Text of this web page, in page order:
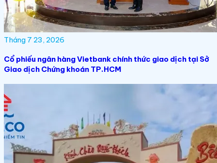
Tháng 7 23, 2026
Cổ phiếu ngân hàng Vietbank chính thức giao dịch tại Sở
Giao dịch Chứng khoán TP.HCM